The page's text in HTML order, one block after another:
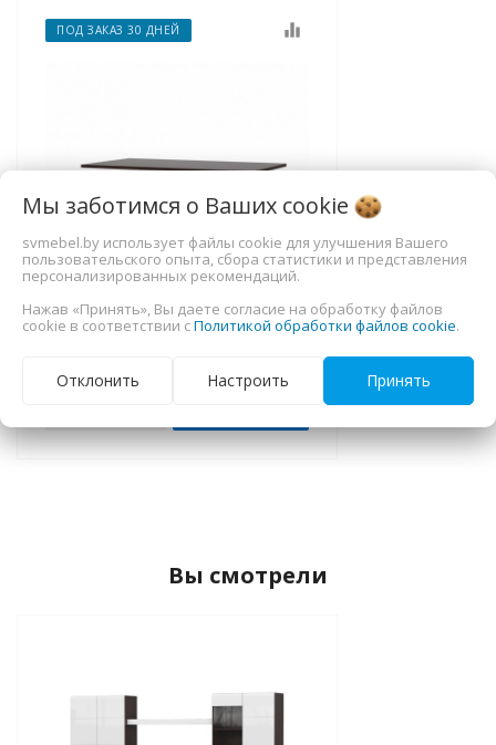
ПОД ЗАКАЗ 30 ДНЕЙ equalizer
Полки NN Мебель для стенки
МГС 7 Дуб Венге
Вы смотрели
Мы заботимся о Ваших cookie
svmebel.by использует файлы cookie для улучшения Вашего
пользовательского опыта, сбора статистики и представления
персонализированных рекомендаций.
Нажав «Принять», Вы даете согласие на обработку файлов
cookie в соответствии сПолитикой обработки файлов cookie.
Отклонить Настроить Принять